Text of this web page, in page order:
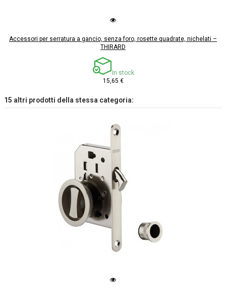
Accessori per serratura a gancio, senza foro, rosette quadrate, nichelati –
THIRARD
In stock
15,65 €
15 altri prodotti della stessa categoria: